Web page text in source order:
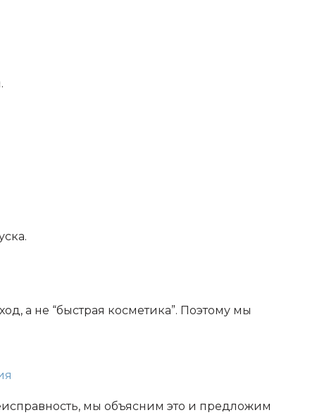
а не “быстрая косметика”. Поэтому мы
мы объясним это и предложим